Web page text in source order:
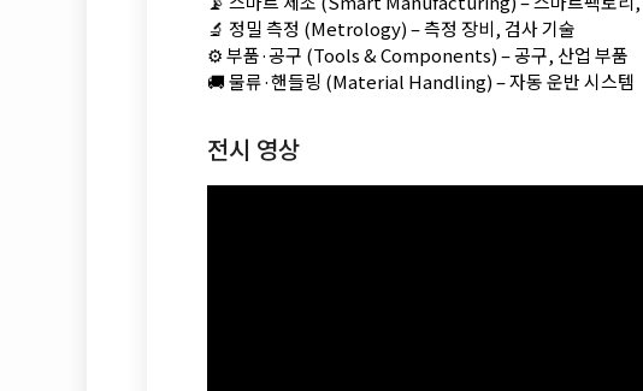
🔬 정밀 측정 (Metrology) – 측정 장비, 검사 기술
⚙️ 부품·공구 (Tools & Components) – 공구, 산업 부품
🚚 물류·핸들링 (Material Handling) – 자동 운반 시스템
전시 영상